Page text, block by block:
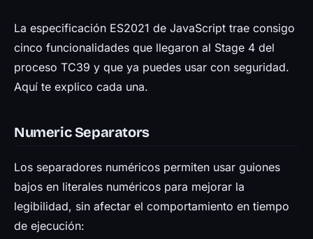
Prensa
La especificación ES2021 de JavaScript trae consigo
cinco funcionalidades que llegaron al Stage 4 del
proceso TC39 y que ya puedes usar con seguridad.
Aquí te explico cada una.
Numeric Separators
Los separadores numéricos permiten usar guiones
bajos en literales numéricos para mejorar la
legibilidad, sin afectar el comportamiento en tiempo
de ejecución: